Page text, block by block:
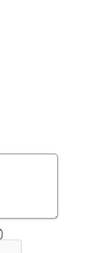
Surel